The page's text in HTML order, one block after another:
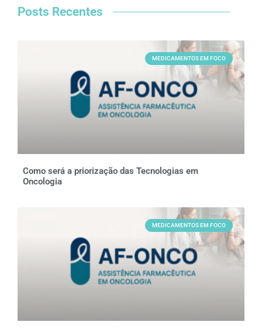
Posts Recentes
MEDICAMENTOS EM FOCO
Como será a priorização das Tecnologias em
Oncologia
MEDICAMENTOS EM FOCO